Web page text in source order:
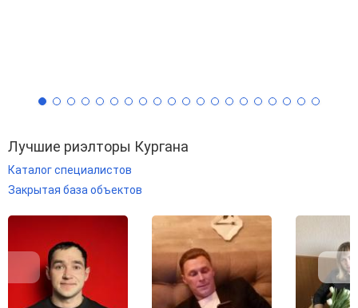
Лучшие риэлторы Кургана
Каталог специалистов
Закрытая база объектов